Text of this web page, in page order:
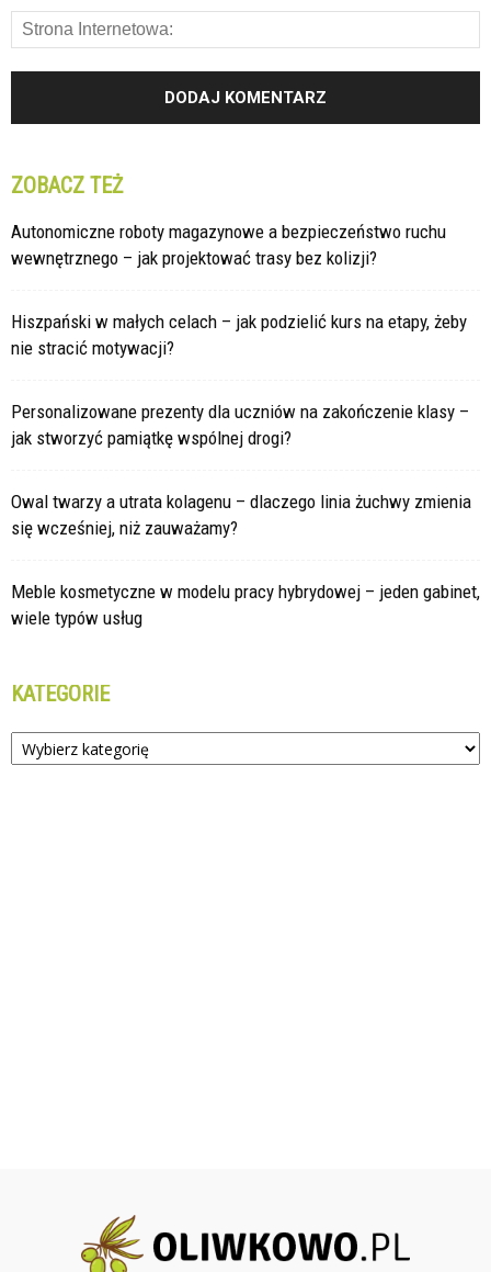
ZOBACZ TEŻ
Autonomiczne roboty magazynowe a bezpieczeństwo ruchu
wewnętrznego – jak projektować trasy bez kolizji?
Hiszpański w małych celach – jak podzielić kurs na etapy, żeby
nie stracić motywacji?
Personalizowane prezenty dla uczniów na zakończenie klasy –
jak stworzyć pamiątkę wspólnej drogi?
Owal twarzy a utrata kolagenu – dlaczego linia żuchwy zmienia
się wcześniej, niż zauważamy?
Meble kosmetyczne w modelu pracy hybrydowej – jeden gabinet,
wiele typów usług
KATEGORIE
Kategorie